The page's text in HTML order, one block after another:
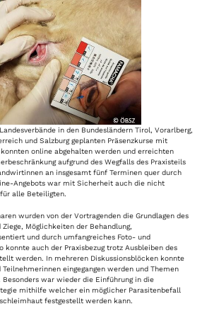
in den Bundesländern Tirol, Vorarlberg,
und Salzburg geplanten Präsenzkurse mit
online abgehalten werden und erreichten
aufgrund des Wegfalls des Praxisteils
an insgesamt fünf Terminen quer durch
Angebots war mit Sicherheit auch die nicht
alle Beteiligten.
wurden von der Vortragenden die Grundlagen des
Möglichkeiten der Behandlung,
und durch umfangreiches Foto- und
auch der Praxisbezug trotz Ausbleiben des
werden. In mehreren Diskussionsblöcken konnte
eingegangen werden und Themen
Besonders war wieder die Einführung in die
mithilfe welcher ein möglicher Parasitenbefall
festgestellt werden kann.